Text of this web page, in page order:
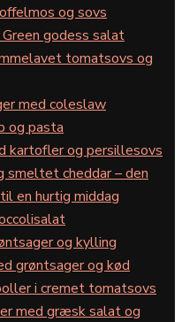
og sovs
godess salat
tomatsovs og
med coleslaw
og pasta
kartofler og persillesovs
smeltet cheddar – den
en hurtig middag
og kylling
grøntsager og kød
i cremet tomatsovs
med græsk salat og